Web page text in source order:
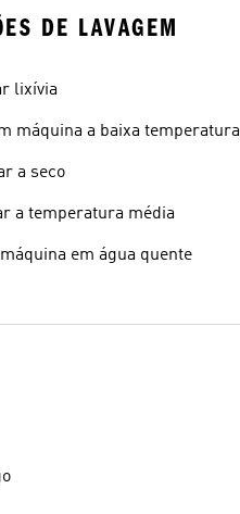
DE LAVAGEM
lixívia
máquina a baixa temperatura
a seco
a temperatura média
em água quente